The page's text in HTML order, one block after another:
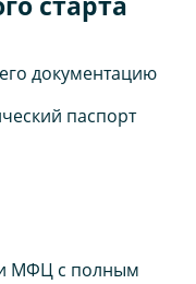
документацию
паспорт
МФЦ с полным